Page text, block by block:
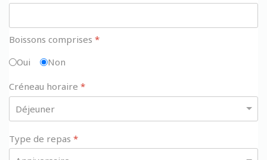
Boissons comprises *
Oui
Non
Créneau horaire *
Type de repas *